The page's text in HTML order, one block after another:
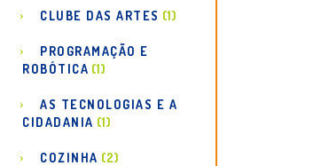
CLUBE DAS ARTES (1)
PROGRAMAÇÃO E
ROBÓTICA (1)
AS TECNOLOGIAS E A
CIDADANIA (1)
COZINHA (2)